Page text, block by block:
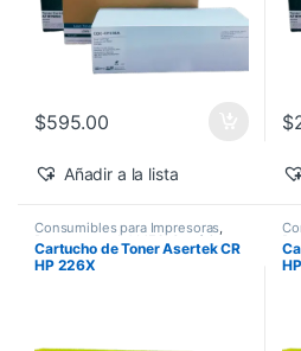
$595.00
Añadir a la lista
$
Consumibles para Impresoras
Descuentos del MES , Genéricos
HP,Toner Asertek
Cartucho de Toner Asertek CR
HP 226X
HP